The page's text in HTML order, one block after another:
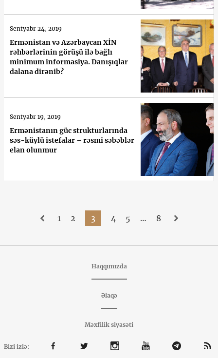
Ermənistan və Azərbaycan XİN
rəhbərlərinin görüşü ilə bağlı
minimum informasiya. Danışıqlar
dalana dirənib?
Sentyabr 24, 2019
Ermənistanın güc strukturlarında
səs-küylü istefalar – rəsmi səbəblər
elan olunmur
Sentyabr 19, 2019
1 2 3 4 5 … 8
Haqqımızda
Əlaqə
Məxfilik siyasəti
Bizi izlə: